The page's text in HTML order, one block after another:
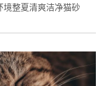
境整夏清爽洁净猫砂